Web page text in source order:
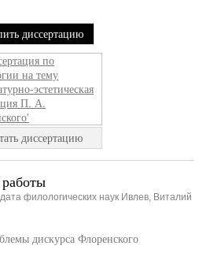
диссертацию
диссертацию
филологических наук Ивлев, Виталий
дискурса Флоренского